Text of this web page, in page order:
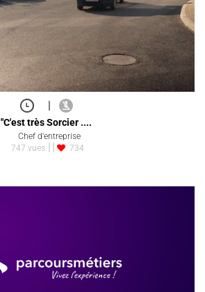
|
"C'est très Sorcier ....
Chef d'entreprise
747 vues
734